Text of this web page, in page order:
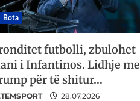
Bota
futbolli, zbulohet
i Infantinos. Lidhje me
për të shitur…
28.07.2026